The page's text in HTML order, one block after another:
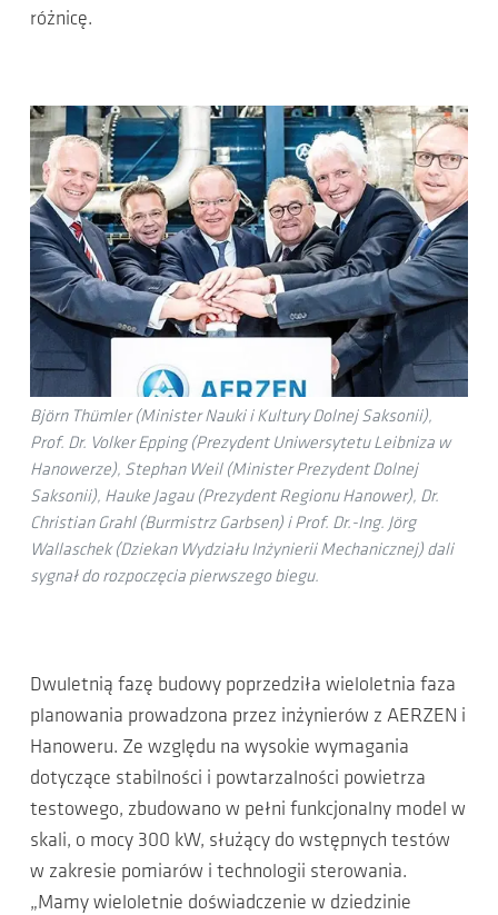
różnicę.
Björn Thümler (Minister Nauki i Kultury Dolnej Saksonii),
Prof. Dr. Volker Epping (Prezydent Uniwersytetu Leibniza w
Hanowerze), Stephan Weil (Minister Prezydent Dolnej
Saksonii), Hauke Jagau (Prezydent Regionu Hanower), Dr.
Christian Grahl (Burmistrz Garbsen) i Prof. Dr.-Ing. Jörg
Wallaschek (Dziekan Wydziału Inżynierii Mechanicznej) dali
sygnał do rozpoczęcia pierwszego biegu.
Dwuletnią fazę budowy poprzedziła wieloletnia faza
planowania prowadzona przez inżynierów z AERZEN i
Hanoweru. Ze względu na wysokie wymagania
dotyczące stabilności i powtarzalności powietrza
testowego, zbudowano w pełni funkcjonalny model w
skali, o mocy 300 kW, służący do wstępnych testów
w zakresie pomiarów i technologii sterowania.
„Mamy wieloletnie doświadczenie w dziedzinie